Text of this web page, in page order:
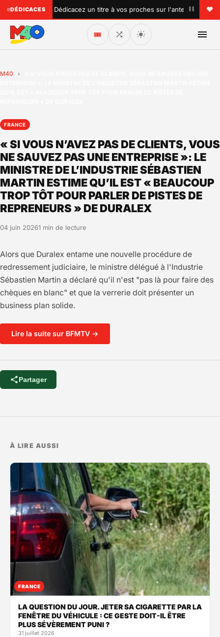
DÉDICACES♥ Dédicacez un titre à vos proches sur l'antenne !
🎟️
M40 ›
FRANCE
« SI VOUS N’AVEZ PAS DE CLIENTS, VOUS
NE SAUVEZ PAS UNE ENTREPRISE »: LE
MINISTRE DE L’INDUSTRIE SÉBASTIEN
MARTIN ESTIME QU’IL EST « BEAUCOUP
TROP TÔT POUR PARLER DE PISTES DE
REPRENEURS » DE DURALEX
04 juin 20261 min de lecture
Alors que Duralex entame une nouvelle procédure de
redressement judiciaire, le ministre délégué à l'Industrie
Sébastien Martin a déclaré qu'il n'est "pas là pour faire des
chèques en blanc" et que la verrerie doit présenter un
business plan solide.
Lire la suite sur BFMTV →
Partager
À LIRE AUSSI
FRANCE
LA QUESTION DU JOUR. JETER SA CIGARETTE PAR LA
FENÊTRE DU VÉHICULE : CE GESTE DOIT-IL ÊTRE
PLUS SÉVÈREMENT PUNI ?
31 juillet 2026